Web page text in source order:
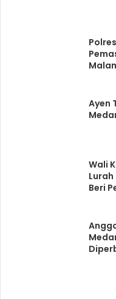
Ayen
Wali
Beri